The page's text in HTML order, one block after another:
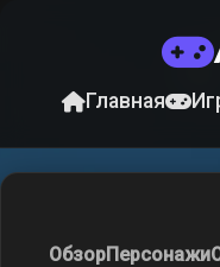
Главная
ОбзорПерсонажи